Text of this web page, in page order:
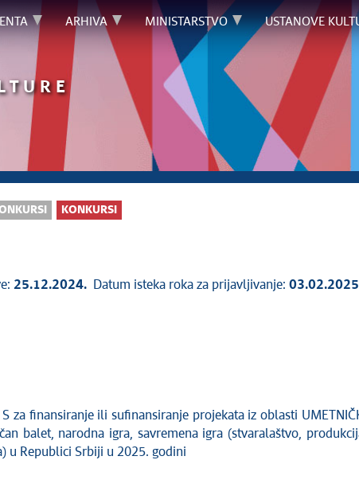
ARHIVA MINISTARSTVO USTANOVE
KONKURSI
25.12.2024.Datum isteka roka za prijavljivanje:
S za finansiranje ili sufinansiranje projekata iz oblasti
balet, narodna igra, savremena igra (stvaralaštvo,
u Republici Srbiji u 2025. godini